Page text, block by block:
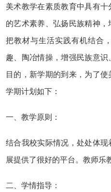
美术教学在素质教育中具有
的艺术素养、弘扬民族精神，
把教材与生活实践有机结合
趣、陶冶情操，增强民族意
目的，新学期的到来，为了
学期计划如下：
一、教学原则：
结合我校实际情况，处处体
展提供了很好的平台。教师乐
二、学情指导：